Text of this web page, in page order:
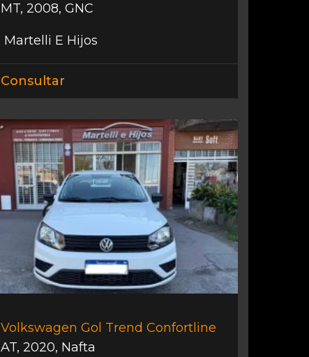
MT, 2008, GNC
Martelli E Hijos
Consultar
Volkswagen Gol Trend Confortline
AT, 2020, Nafta